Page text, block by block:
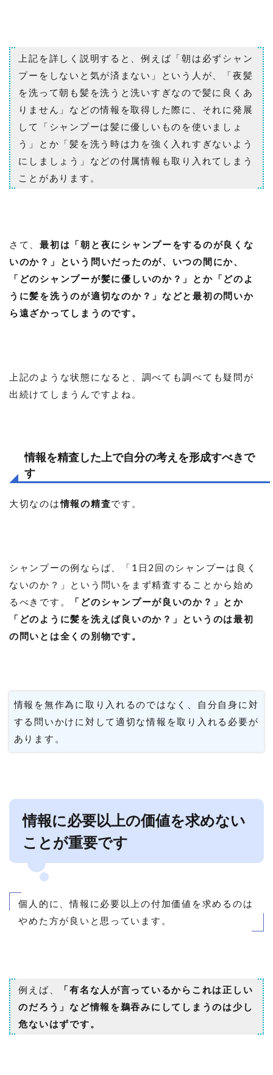
上記を詳しく説明すると、例えば「朝は必ずシャン
プーをしないと気が済まない」という人が、「夜髪
を洗って朝も髪を洗うと洗いすぎなので髪に良くあ
りません」などの情報を取得した際に、それに発展
して「シャンプーは髪に優しいものを使いましょ
う」とか「髪を洗う時は力を強く入れすぎないよう
にしましょう」などの付属情報も取り入れてしまう
ことがあります。
さて、最初は「朝と夜にシャンプーをするのが良くな
いのか？」という問いだったのが、いつの間にか、
「どのシャンプーが髪に優しいのか？」とか「どのよ
うに髪を洗うのが適切なのか？」などと最初の問いか
ら遠ざかってしまうのです。
上記のような状態になると、調べても調べても疑問が
出続けてしまうんですよね。
情報を精査した上で自分の考えを形成すべきで
す
大切なのは情報の精査です。
シャンプーの例ならば、「1日2回のシャンプーは良く
ないのか？」という問いをまず精査することから始め
るべきです。
「どのシャンプーが良いのか？」とか
「どのように髪を洗えば良いのか？」というのは最初
の問いとは全くの別物です。
情報を無作為に取り入れるのではなく、自分自身に対
する問いかけに対して適切な情報を取り入れる必要が
あります。
情報に必要以上の価値を求めない
ことが重要です
個人的に、情報に必要以上の付加価値を求めるのは
やめた方が良いと思っています。
例えば、
「有名な人が言っているからこれは正しい
のだろう」など情報を鵜吞みにしてしまうのは少し
危ないはずです。